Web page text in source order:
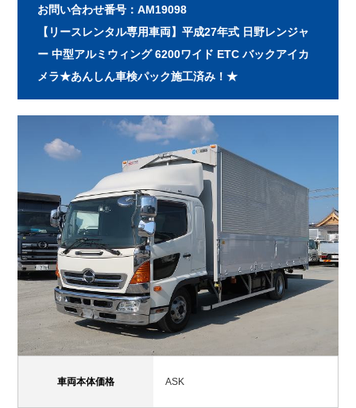
お問い合わせ番号：AM19098
【リースレンタル専用車両】平成27年式 日野レンジャ
ー 中型アルミウィング 6200ワイド ETC バックアイカ
メラ★あんしん車検パック施工済み！★
車両本体価格 ASK